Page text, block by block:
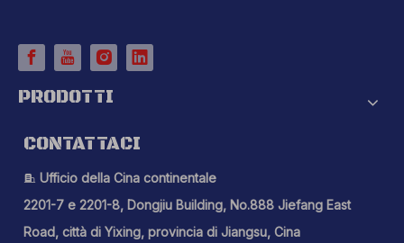
PRODOTTI
CONTATTACI
 Ufficio della Cina continentale
2201-7 e 2201-8, Dongjiu Building, No.888 Jiefang East
Road, città di Yixing, provincia di Jiangsu, Cina